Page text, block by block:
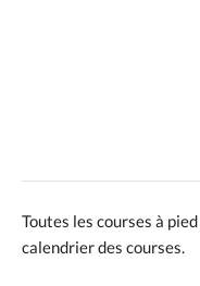
Toutes les courses à
calendrier des courses.